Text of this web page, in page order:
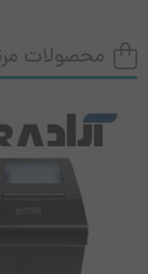
هستند . به طور
دارای سرعت
پرینتر ها در دو
پرینتر حرارتی Oscar pos58U
محصولات